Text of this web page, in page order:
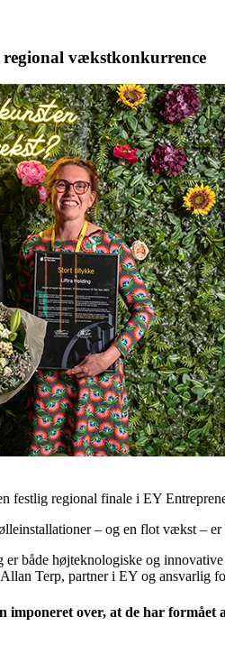
vækstkonkurrence
festlig regional finale i EY
– og en flot vækst –
både højteknologiske og
Terp, partner i EY og
imponeret over, at de har